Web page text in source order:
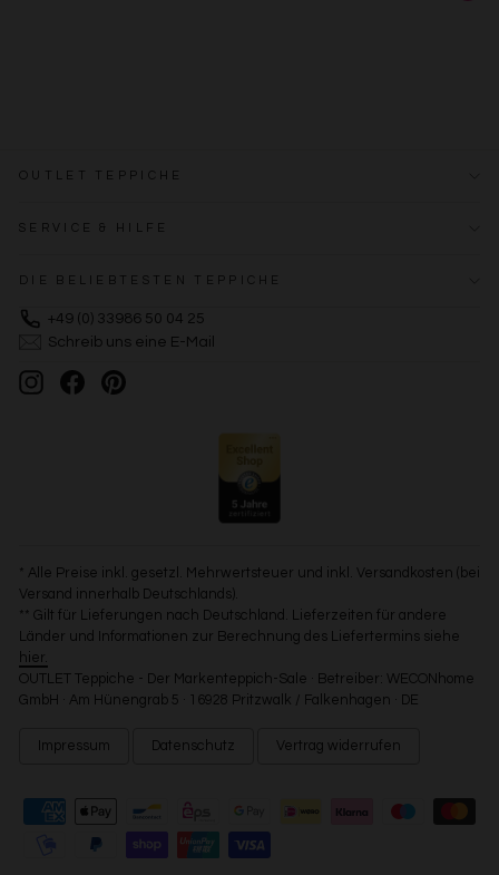
OUTLET TEPPICHE
SERVICE & HILFE
DIE BELIEBTESTEN TEPPICHE
+49 (0) 33986 50 04 25
Schreib uns eine E-Mail
InstagramFacebookPinterest
* Alle Preise inkl. gesetzl. Mehrwertsteuer und inkl. Versandkosten (bei
Versand innerhalb Deutschlands).
** Gilt für Lieferungen nach Deutschland. Lieferzeiten für andere
Länder und Informationen zur Berechnung des Liefertermins siehe
hier.
OUTLET Teppiche - Der Markenteppich-Sale · Betreiber: WECONhome
GmbH · Am Hünengrab 5 · 16928 Pritzwalk / Falkenhagen · DE
Impressum Datenschutz Vertrag widerrufen